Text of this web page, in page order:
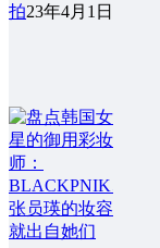
拍23年4月1日